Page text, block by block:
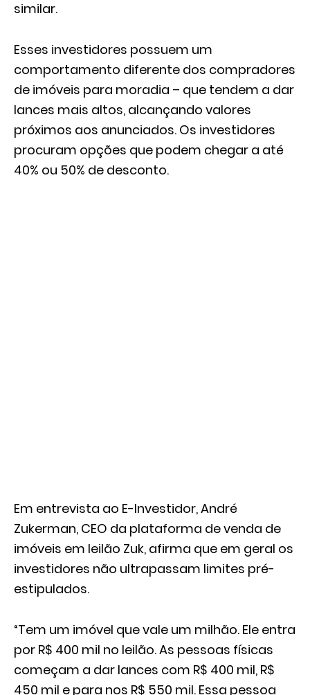
similar.
Esses investidores possuem um
comportamento diferente dos compradores
de imóveis para moradia – que tendem a dar
lances mais altos, alcançando valores
próximos aos anunciados. Os investidores
procuram opções que podem chegar a até
40% ou 50% de desconto.
Em entrevista ao E-Investidor, André
Zukerman, CEO da plataforma de venda de
imóveis em leilão Zuk, afirma que em geral os
investidores não ultrapassam limites pré-
estipulados.
“Tem um imóvel que vale um milhão. Ele entra
por R$ 400 mil no leilão. As pessoas físicas
começam a dar lances com R$ 400 mil, R$
450 mil e para nos R$ 550 mil. Essa pessoa